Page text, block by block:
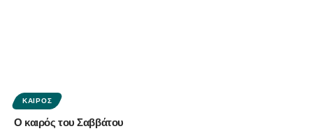
ΚΑΙΡΌΣ
Ο καιρός του Σαββάτου